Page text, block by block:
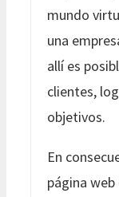
mundo
una
allí es
clientes,
objetivos.
En
página